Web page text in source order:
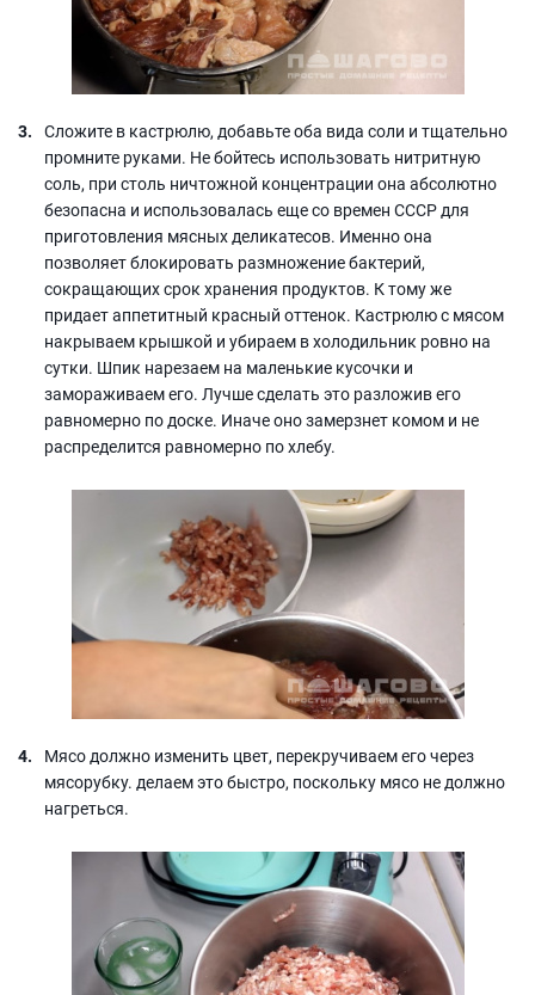
Сложите в кастрюлю, добавьте оба вида соли и тщательно
промните руками. Не бойтесь использовать нитритную
соль, при столь ничтожной концентрации она абсолютно
безопасна и использовалась еще со времен СССР для
приготовления мясных деликатесов. Именно она
позволяет блокировать размножение бактерий,
сокращающих срок хранения продуктов. К тому же
придает аппетитный красный оттенок. Кастрюлю с мясом
накрываем крышкой и убираем в холодильник ровно на
сутки. Шпик нарезаем на маленькие кусочки и
замораживаем его. Лучше сделать это разложив его
равномерно по доске. Иначе оно замерзнет комом и не
распределится равномерно по хлебу.
Мясо должно изменить цвет, перекручиваем его через
мясорубку. делаем это быстро, поскольку мясо не должно
нагреться.